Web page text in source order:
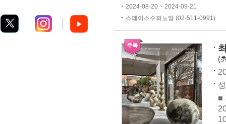
2024-08-20 ~ 2024-09-21
스페이스수퍼노말 (02-511-0991)
(
■